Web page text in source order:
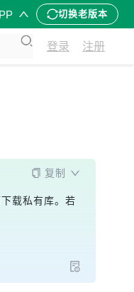
切换老版本
登录 注册
复制
载私有库。若